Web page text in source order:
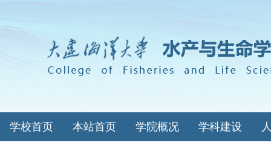
学校首页 本站首页 学院概况 学科建设